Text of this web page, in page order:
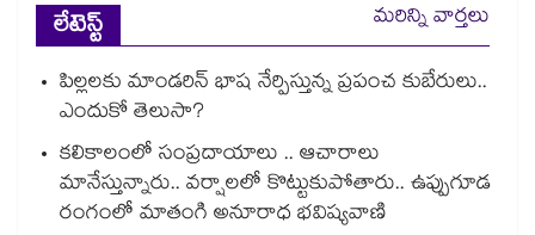
లేటెస్ట్
మరిన్ని వార్తలు
పిల్లలకు మాండరిన్ భాష నేర్పిస్తున్న ప్రపంచ కుబేరులు..
ఎందుకో తెలుసా?
కలికాలంలో సంప్రదాయాలు .. ఆచారాలు
మానేస్తున్నారు.. వర్షాలలో కొట్టుకుపోతారు.. ఉప్పుగూడ
రంగంలో మాతంగి అనూరాధ భవిష్యవాణి